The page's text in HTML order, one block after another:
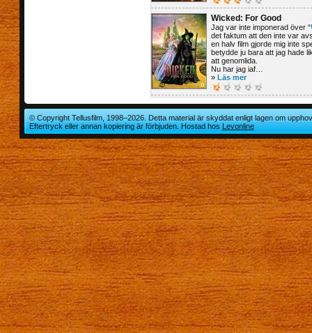
Wicked: For Good
Jag var inte imponerad över “
det faktum att den inte var
en halv film gjorde mig inte
betydde ju bara att jag hade
att genomlida.
Nu har jag iaf…
» Läs mer
© Copyright Tellusfilm, 1998–2026. Detta material är skyddat enligt lagen om
Eftertryck eller annan kopiering är förbjuden. Hostad hosLevonline